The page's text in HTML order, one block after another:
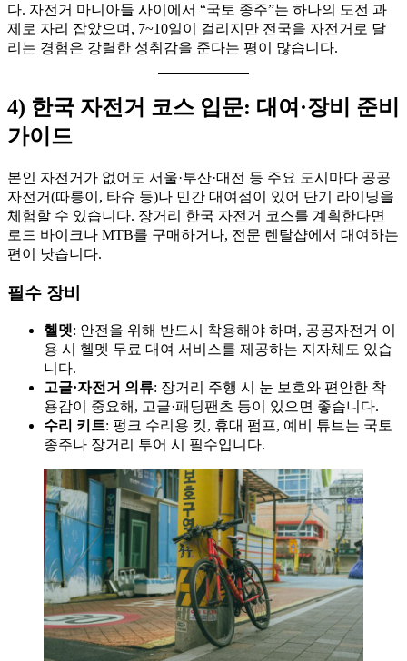
다. 자전거 마니아들 사이에서 “국토 종주”는 하나의 도전 과
제로 자리 잡았으며, 7~10일이 걸리지만 전국을 자전거로 달
리는 경험은 강렬한 성취감을 준다는 평이 많습니다.
4) 한국 자전거 코스 입문: 대여·장비 준비
가이드
본인 자전거가 없어도 서울·부산·대전 등 주요 도시마다 공공
자전거(따릉이, 타슈 등)나 민간 대여점이 있어 단기 라이딩을
체험할 수 있습니다. 장거리 한국 자전거 코스를 계획한다면
로드 바이크나 MTB를 구매하거나, 전문 렌탈샵에서 대여하는
편이 낫습니다.
필수 장비
헬멧: 안전을 위해 반드시 착용해야 하며, 공공자전거 이
용 시 헬멧 무료 대여 서비스를 제공하는 지자체도 있습
니다.
고글·자전거 의류: 장거리 주행 시 눈 보호와 편안한 착
용감이 중요해, 고글·패딩팬츠 등이 있으면 좋습니다.
수리 키트: 펑크 수리용 킷, 휴대 펌프, 예비 튜브는 국토
종주나 장거리 투어 시 필수입니다.